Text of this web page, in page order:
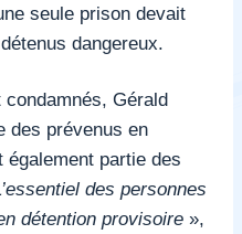
seule prison devait
dangereux.
Gérald
des prévenus en
partie des
des personnes
détention provisoire »,